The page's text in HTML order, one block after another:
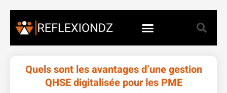
Quels sont les avantages d’une gestion
QHSE digitalisée pour les PME